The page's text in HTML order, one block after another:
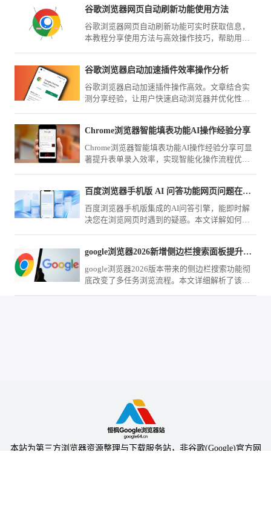
谷歌浏览器网页自动刷新功能使用方法
谷歌浏览器网页自动刷新功能可实时获取信息，
本教程分享使用方法与高效操作技巧，帮助用户
谷歌浏览器启动加速插件效率操作分析
谷歌浏览器启动加速插件操作高效。文章结合实
测分享经验，让用户快速启动浏览器并优化性能
Chrome浏览器智能填表功能AI操作经验分享
Chrome浏览器智能填表功能AI操作经验分享可显
著提升表单录入效率，实现智能化操作流程优
百度浏览器手机版 AI 问答功能网页问题在线解答
百度浏览器手机版集成的AI问答引擎，能即时解
决您在浏览网页时遇到的疑惑。本文详解如何调
google浏览器2026新增侧边栏搜索面板提升多任务并行效率
google浏览器2026版本带来的侧边栏搜索功能彻
底改变了多任务浏览流程。本文详细解析了该功
本站为第三方浏览器资源整理与下载服务站，非谷歌(Google)官方网